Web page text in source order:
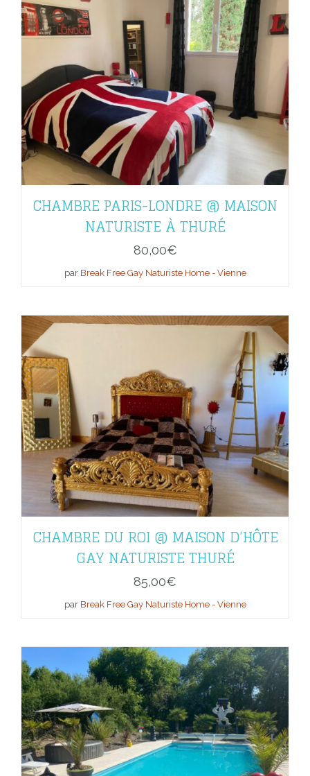
CHAMBRE PARIS-LONDRE @ MAISON
NATURISTE À THURÉ
80,00€
par Break Free Gay Naturiste Home - Vienne
CHAMBRE DU ROI @ MAISON D’HÔTE
GAY NATURISTE THURÉ
85,00€
par Break Free Gay Naturiste Home - Vienne